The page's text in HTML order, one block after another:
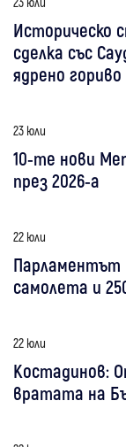
Историческо
сделка със
ядрено гориво
23 юли
10-те нови
през 2026-а
22 юли
Парламентът
самолета и
22 юли
Костадинов:
вратата на